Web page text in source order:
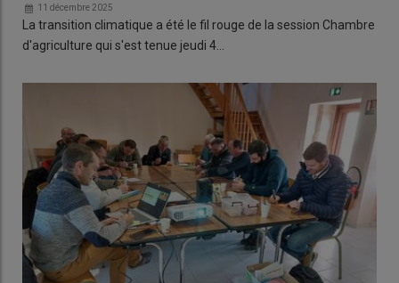
11 décembre 2025
La transition climatique a été le fil rouge de la session Chambre
d'agriculture qui s'est tenue jeudi 4…